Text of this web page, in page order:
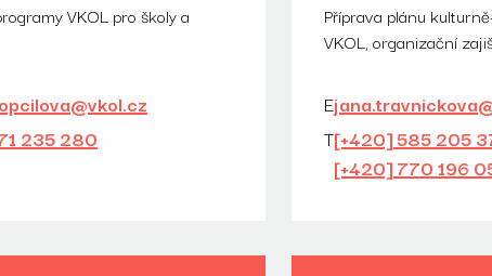
VKOL pro školy a
235 280
Příprava plánu
VKOL, organizační
E
T[+420] 585 205
[+420] 770 196